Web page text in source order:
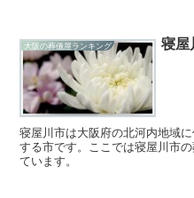
大阪の葬儀屋ランキング 寝屋
寝屋川市は大阪府の北河内地域
する市です。ここでは寝屋川市
ています。